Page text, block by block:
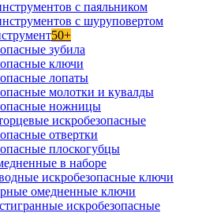
с паяльником
с шуруповертом
50+
зубила
ключи
лопаты
молотки и кувалды
ножницы
искробезопасные
отвертки
плоскогубцы
в наборе
искробезопасные ключи
омедненные ключи
искробезопасные